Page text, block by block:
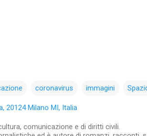
coronavirus immagini
20124 Milano MI, Italia
comunicazione e di diritti civili.